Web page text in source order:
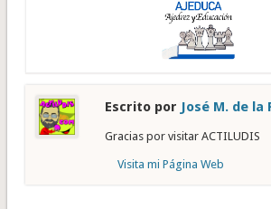
Escrito por José M. de la
Gracias por visitar ACTILUDIS
Visita mi Página Web